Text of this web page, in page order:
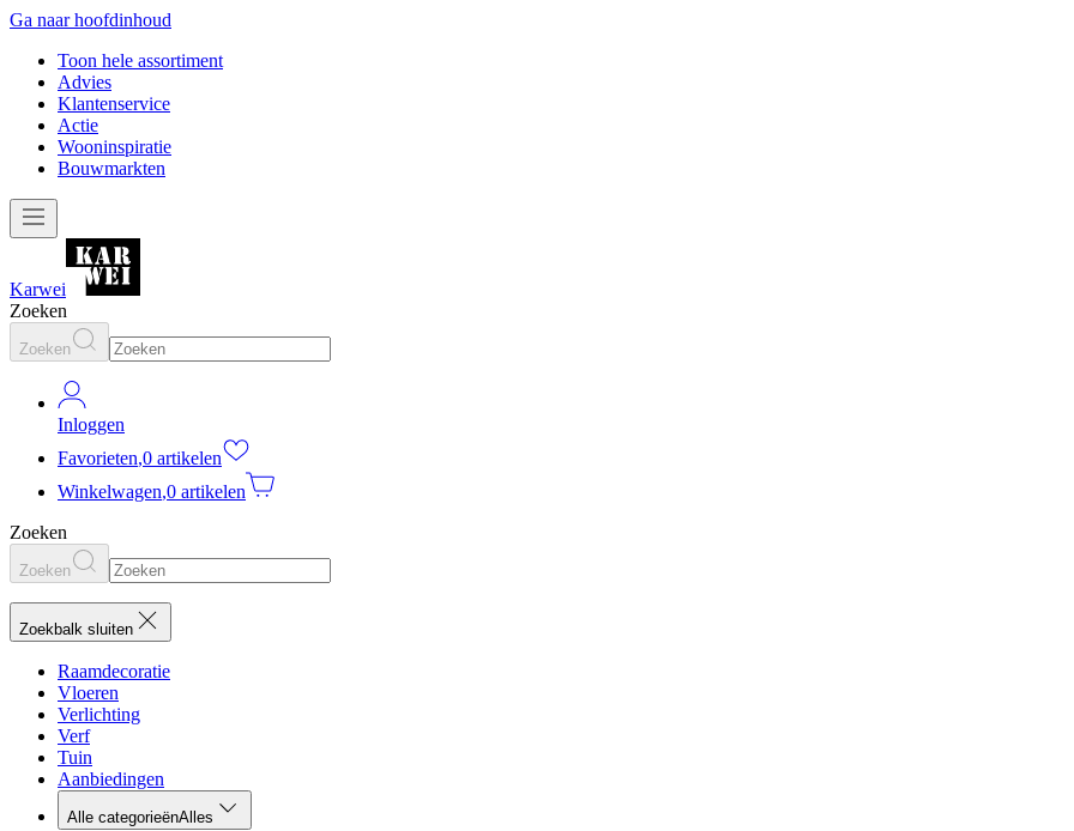
Ga naar hoofdinhoud
Toon hele assortiment
Advies
Klantenservice
Actie
Wooninspiratie
Bouwmarkten
Karwei
Zoeken
Zoeken
Inloggen
Favorieten,0 artikelen
Winkelwagen,0 artikelen
Zoeken
Zoeken
Zoekbalk sluiten
Raamdecoratie
Vloeren
Verlichting
Verf
Tuin
Aanbiedingen
Alle categorieënAlles